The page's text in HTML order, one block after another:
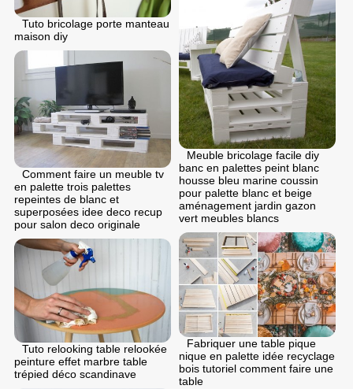
Tuto bricolage porte manteau
maison diy
Meuble bricolage facile diy
banc en palettes peint blanc
housse bleu marine coussin
pour palette blanc et beige
aménagement jardin gazon
vert meubles blancs
Comment faire un meuble tv
en palette trois palettes
repeintes de blanc et
superposées idee deco recup
pour salon deco originale
Fabriquer une table pique
nique en palette idée recyclage
bois tutoriel comment faire une
table
Tuto relooking table relookée
peinture effet marbre table
trépied déco scandinave